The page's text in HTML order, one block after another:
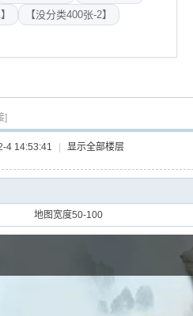
【没分类400张-2】
]
4 14:53:41 显示全部楼层
地图宽度50-100